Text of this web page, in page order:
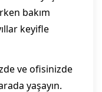
bakım
keyifle
ve ofisinizde
yaşayın.